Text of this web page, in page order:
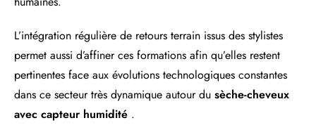
L’intégration régulière de retours terrain issus des stylistes
permet aussi d’affiner ces formations afin qu’elles restent
pertinentes face aux évolutions technologiques constantes
dans ce secteur très dynamique autour du sèche-cheveux
avec capteur humidité .